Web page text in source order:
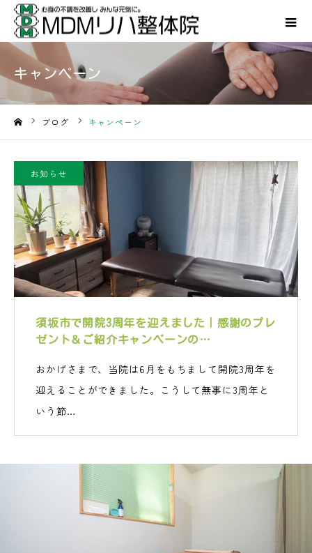
キャンペーン
ブログ キャンペーン
お知らせ
須坂市で開院3周年を迎えました｜感謝のプレ
ゼント＆ご紹介キャンペーンの…
おかげさまで、当院は6月をもちまして開院3周年を
迎えることができました。こうして無事に3周年と
いう節…